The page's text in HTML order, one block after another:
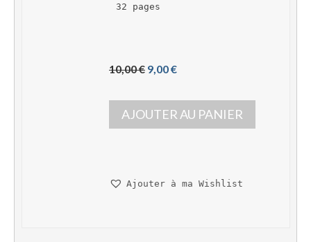
32 pages
10,00 € L
p
r
i
i
9,00 €L
p
r
i
AJOUTER AU PANIER
Ajouter à ma Wishlist